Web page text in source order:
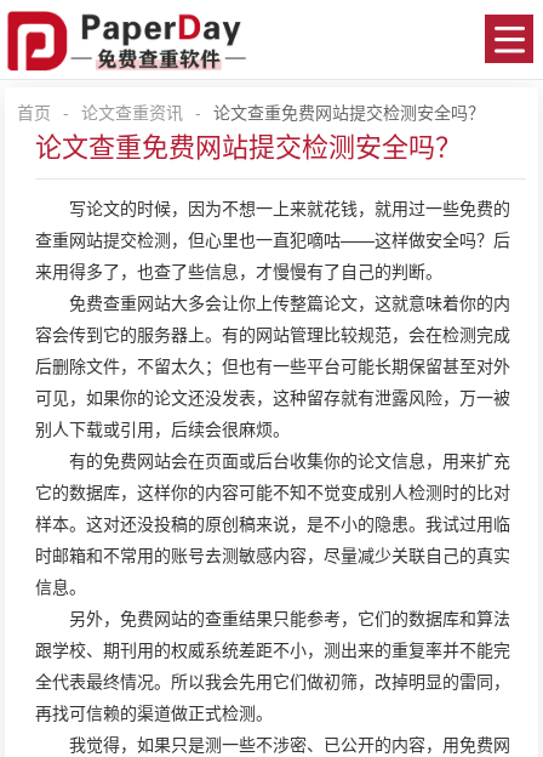
首页 - 论文查重资讯 - 论文查重免费网站提交检测安全吗？
论文查重免费网站提交检测安全吗？
写论文的时候，因为不想一上来就花钱，就用过一些免费的
查重网站提交检测，但心里也一直犯嘀咕——这样做安全吗？后
来用得多了，也查了些信息，才慢慢有了自己的判断。
免费查重网站大多会让你上传整篇论文，这就意味着你的内
容会传到它的服务器上。有的网站管理比较规范，会在检测完成
后删除文件，不留太久；但也有一些平台可能长期保留甚至对外
可见，如果你的论文还没发表，这种留存就有泄露风险，万一被
别人下载或引用，后续会很麻烦。
有的免费网站会在页面或后台收集你的论文信息，用来扩充
它的数据库，这样你的内容可能不知不觉变成别人检测时的比对
样本。这对还没投稿的原创稿来说，是不小的隐患。我试过用临
时邮箱和不常用的账号去测敏感内容，尽量减少关联自己的真实
信息。
另外，免费网站的查重结果只能参考，它们的数据库和算法
跟学校、期刊用的权威系统差距不小，测出来的重复率并不能完
全代表最终情况。所以我会先用它们做初筛，改掉明显的雷同，
再找可信赖的渠道做正式检测。
我觉得，如果只是测一些不涉密、已公开的内容，用免费网